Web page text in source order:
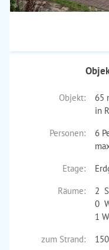
Objekt:
65
in
Personen:
6
Etage:
Räume:
2
0
1
zum Strand: